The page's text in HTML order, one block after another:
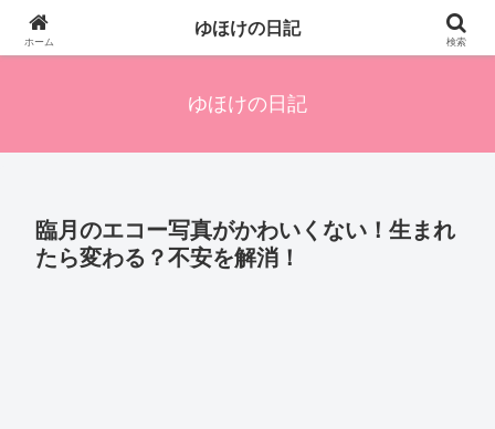
四人の子を持つ母のズボラ生活備忘録です。興味のあることアレやコレ、色々
発信します。
ゆほけの日記
臨月のエコー写真がかわいくない！生まれ
たら変わる？不安を解消！
ホーム
ゆほけの日記
検索